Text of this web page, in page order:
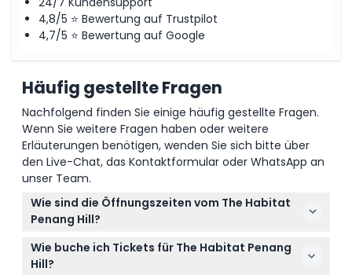
4,8/5 ⭐ Bewertung auf Trustpilot
4,7/5 ⭐ Bewertung auf Google
Häufig gestellte Fragen
Nachfolgend finden Sie einige häufig gestellte Fragen.
Wenn Sie weitere Fragen haben oder weitere
Erläuterungen benötigen, wenden Sie sich bitte über
den Live-Chat, das Kontaktformular oder WhatsApp an
unser Team.
Wie sind die Öffnungszeiten vom The Habitat
Penang Hill?
Der Park ist täglich von 9:00 Uhr bis 17:30 Uhr
geöffnet, mit letztem Einlass um 17:30 Uhr und
Wie buche ich Tickets für The Habitat Penang
Hill?